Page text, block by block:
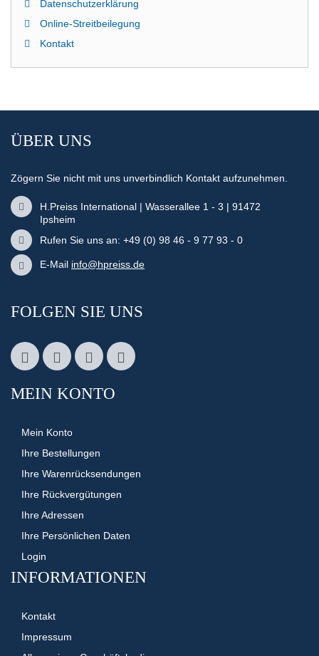
Datenschutzerklärung
Online-Streitbeilegung
Kontakt
ÜBER UNS
Zögern Sie nicht mit uns unverbindlich Kontakt aufzunehmen.
H.Preiss International | Wasserallee 1 - 3 | 91472
Ipsheim
Rufen Sie uns an: +49 (0) 98 46 - 9 77 93 - 0
E-Mail info@hpreiss.de
FOLGEN SIE UNS
MEIN KONTO
Mein Konto
Ihre Bestellungen
Ihre Warenrücksendungen
Ihre Rückvergütungen
Ihre Adressen
Ihre Persönlichen Daten
Login
INFORMATIONEN
Kontakt
Impressum